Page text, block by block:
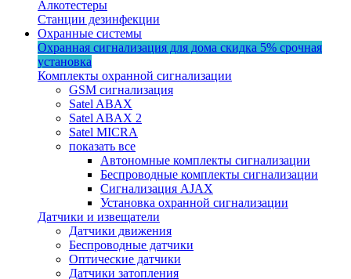
Алкотестеры
Станции дезинфекции
Охранные системы
Охранная сигнализация для дома скидка 5% срочная
установка
Комплекты охранной сигнализации
GSM сигнализация
Satel ABAX
Satel ABAX 2
Satel MICRA
показать все
Автономные комплекты сигнализации
Беспроводные комплекты сигнализации
Сигнализация AJAX
Установка охранной сигнализации
Датчики и извещатели
Датчики движения
Беспроводные датчики
Оптические датчики
Датчики затопления